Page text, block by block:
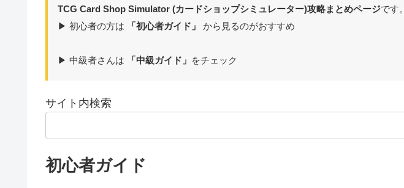
TCG Card Shop Simulator (カードショップシミュレーター)攻略まとめページです。
▶ 初心者の方は
「初心者ガイド」 から見るのがおすすめ
▶ 中級者さんは 「中級ガイド」 をチェック
サイト内検索
初心者ガイド